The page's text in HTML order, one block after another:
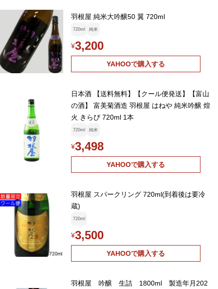
羽根屋 純米大吟醸50 翼 720ml
720ml 純米
¥3,200
YAHOOで購入する
日本酒 【送料無料】【クール便発送】【富山
の酒】 富美菊酒造 羽根屋 はねや 純米吟醸 煌
火 きらび 720ml 1本
720ml 純米
¥3,498
YAHOOで購入する
羽根屋 スパークリング 720ml(到着後は要冷
蔵)
720ml
¥3,500
YAHOOで購入する
羽根屋 吟醸 生詰 1800ml 製造年月202